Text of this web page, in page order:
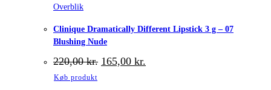
Overblik
Clinique Dramatically Different Lipstick 3 g – 07
Blushing Nude
220,00kr. Den
oprindelige
165,00 kr.
Køb produkt